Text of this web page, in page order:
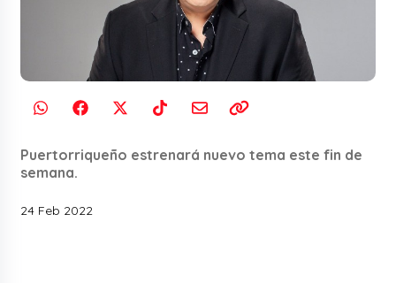
Puertorriqueño estrenará nuevo tema este fin de
semana.
24 Feb 2022